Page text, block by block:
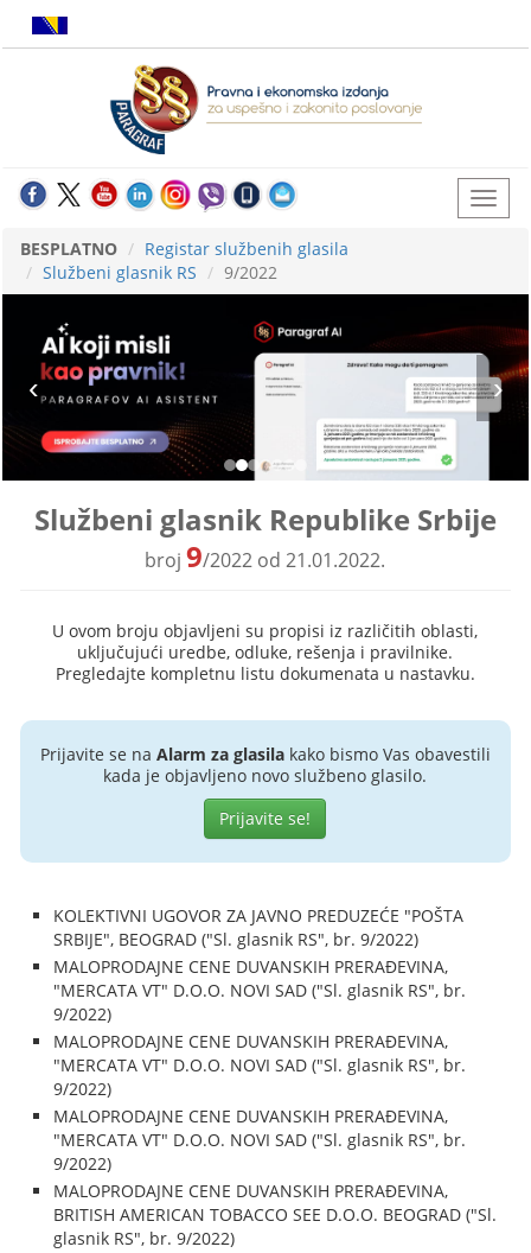
BESPLATNO
Registar službenih glasila
Službeni glasnik RS
9/2022
Službeni glasnik Republike Srbije
broj9/2022 od 21.01.2022.
U ovom broju objavljeni su propisi iz različitih oblasti,
uključujući uredbe, odluke, rešenja i pravilnike.
Pregledajte kompletnu listu dokumenata u nastavku.
Prijavite se na Alarm za glasilakako bismo Vas obavestili
kada je objavljeno novo službeno glasilo.
Prijavite se!
KOLEKTIVNI UGOVOR ZA JAVNO PREDUZEĆE "POŠTA
SRBIJE", BEOGRAD ("Sl. glasnik RS", br. 9/2022)
MALOPRODAJNE CENE DUVANSKIH PRERAĐEVINA,
"MERCATA VT" D.O.O. NOVI SAD ("Sl. glasnik RS", br.
9/2022)
MALOPRODAJNE CENE DUVANSKIH PRERAĐEVINA,
"MERCATA VT" D.O.O. NOVI SAD ("Sl. glasnik RS", br.
9/2022)
MALOPRODAJNE CENE DUVANSKIH PRERAĐEVINA,
"MERCATA VT" D.O.O. NOVI SAD ("Sl. glasnik RS", br.
9/2022)
MALOPRODAJNE CENE DUVANSKIH PRERAĐEVINA,
BRITISH AMERICAN TOBACCO SEE D.O.O. BEOGRAD ("Sl.
glasnik RS", br. 9/2022)